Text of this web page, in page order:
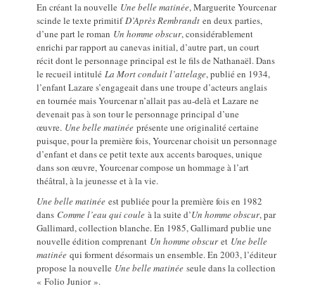
En créant la nouvelle Une belle matinée, Marguerite Yourcenar
scinde le texte primitifD’Après Rembrandt en deux parties,
d’une part le roman Un homme obscur, considérablement
enrichi par rapport au canevas initial, d’autre part, un court
récit dont le personnage principal est le fils de Nathanaël. Dans
le recueil intituléLa Mort conduit l’attelage, publié en 1934,
l’enfant Lazare s’engageait dans une troupe d’acteurs anglais
en tournée mais Yourcenar n’allait pas au-delà et Lazare ne
devenait pas à son tour le personnage principal d’une
œuvre. Une belle matinée présente une originalité certaine
puisque, pour la première fois, Yourcenar choisit un personnage
d’enfant et dans ce petit texte aux accents baroques, unique
dans son œuvre, Yourcenar compose un hommage à l’art
théâtral, à la jeunesse et à la vie.
Une belle matinée est publiée pour la première fois en 1982
dans Comme l’eau qui coule à la suite d’Un homme obscur, par
Gallimard, collection blanche. En 1985, Gallimard publie une
nouvelle édition comprenant Un homme obscuret Une belle
matinée qui forment désormais un ensemble. En 2003, l’éditeur
propose la nouvelle Une belle matinée seule dans la collection
« Folio Junior ».